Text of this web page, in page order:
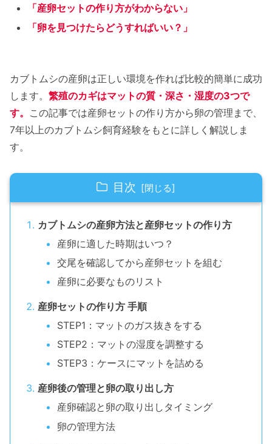
「産卵セットの作り方がわからない」
「卵を見つけたらどうすればいい？」
カブトムシの産卵は正しい環境を作れば比較的簡単に成功
します。 繁殖のカギはマットの質・深さ・湿度の3つで
す。 この記事では産卵セットの作り方から卵の管理まで、
7年以上のカブトムシ飼育経験をもとに詳しく解説しま
す。
目次
カブトムシの産卵方法と産卵セットの作り方
産卵に適した時期はいつ？
交尾を確認してから産卵セットを組む
産卵に必要なものリスト
産卵セットの作り方 手順
STEP1：マットのガス抜きをする
STEP2：マットの湿度を調整する
STEP3：ケースにマットを詰める
産卵後の管理と卵の取り出し方
産卵確認と卵の取り出しタイミング
卵の管理方法